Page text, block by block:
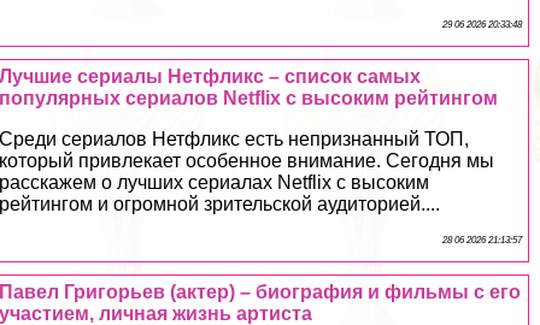
29 06 2026 20:33:48
Лучшие сериалы Нетфликс – список самых
популярных сериалов Netflix с высоким рейтингом
Среди сериалов Нетфликс есть непризнанный ТОП,
который привлекает особенное внимание. Сегодня мы
расскажем о лучших сериалах Netflix с высоким
рейтингом и огромной зрительской аудиторией....
28 06 2026 21:13:57
Павел Григорьев (актер) – биография и фильмы с его
участием, личная жизнь артиста